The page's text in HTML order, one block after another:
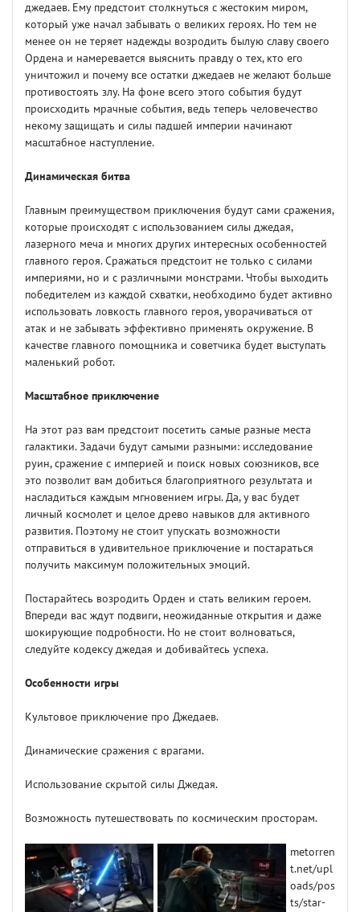
джедаев. Ему предстоит столкнуться с жестоким миром,
который уже начал забывать о великих героях. Но тем не
менее он не теряет надежды возродить былую славу своего
Ордена и намеревается выяснить правду о тех, кто его
уничтожил и почему все остатки джедаев не желают больше
противостоять злу. На фоне всего этого события будут
происходить мрачные события, ведь теперь человечество
некому защищать и силы падшей империи начинают
масштабное наступление.
Динамическая битва
Главным преимуществом приключения будут сами сражения,
которые происходят с использованием силы джедая,
лазерного меча и многих других интересных особенностей
главного героя. Сражаться предстоит не только с силами
империями, но и с различными монстрами. Чтобы выходить
победителем из каждой схватки, необходимо будет активно
использовать ловкость главного героя, уворачиваться от
атак и не забывать эффективно применять окружение. В
качестве главного помощника и советчика будет выступать
маленький робот.
Масштабное приключение
На этот раз вам предстоит посетить самые разные места
галактики. Задачи будут самыми разными: исследование
руин, сражение с империей и поиск новых союзников, все
это позволит вам добиться благоприятного результата и
насладиться каждым мгновением игры. Да, у вас будет
личный космолет и целое древо навыков для активного
развития. Поэтому не стоит упускать возможности
отправиться в удивительное приключение и постараться
получить максимум положительных эмоций.
Постарайтесь возродить Орден и стать великим героем.
Впереди вас ждут подвиги, неожиданные открытия и даже
шокирующие подробности. Но не стоит волноваться,
следуйте кодексу джедая и добивайтесь успеха.
Особенности игры
Культовое приключение про Джедаев.
Динамические сражения с врагами.
Использование скрытой силы Джедая.
Возможность путешествовать по космическим просторам.
metorren
t.net/upl
oads/pos
ts/star-